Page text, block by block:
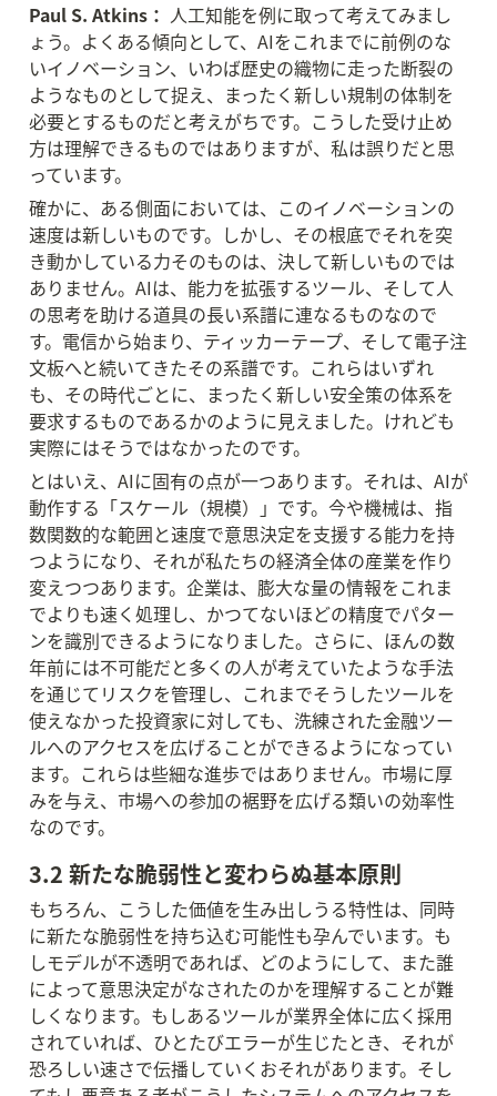
Paul S. Atkins： 人工知能を例に取って考えてみまし
ょう。よくある傾向として、AIをこれまでに前例のな
いイノベーション、いわば歴史の織物に走った断裂の
ようなものとして捉え、まったく新しい規制の体制を
必要とするものだと考えがちです。こうした受け止め
方は理解できるものではありますが、私は誤りだと思
っています。
確かに、ある側面においては、このイノベーションの
速度は新しいものです。しかし、その根底でそれを突
き動かしている力そのものは、決して新しいものでは
ありません。AIは、能力を拡張するツール、そして人
の思考を助ける道具の長い系譜に連なるものなので
す。電信から始まり、ティッカーテープ、そして電子注
文板へと続いてきたその系譜です。これらはいずれ
も、その時代ごとに、まったく新しい安全策の体系を
要求するものであるかのように見えました。けれども
実際にはそうではなかったのです。
とはいえ、AIに固有の点が一つあります。それは、AIが
動作する「スケール（規模）」です。今や機械は、指
数関数的な範囲と速度で意思決定を支援する能力を持
つようになり、それが私たちの経済全体の産業を作り
変えつつあります。企業は、膨大な量の情報をこれま
でよりも速く処理し、かつてないほどの精度でパター
ンを識別できるようになりました。さらに、ほんの数
年前には不可能だと多くの人が考えていたような手法
を通じてリスクを管理し、これまでそうしたツールを
使えなかった投資家に対しても、洗練された金融ツー
ルへのアクセスを広げることができるようになってい
ます。これらは些細な進歩ではありません。市場に厚
みを与え、市場への参加の裾野を広げる類いの効率性
なのです。
3.2 新たな脆弱性と変わらぬ基本原則
もちろん、こうした価値を生み出しうる特性は、同時
に新たな脆弱性を持ち込む可能性も孕んでいます。も
しモデルが不透明であれば、どのようにして、また誰
によって意思決定がなされたのかを理解することが難
しくなります。もしあるツールが業界全体に広く採用
されていれば、ひとたびエラーが生じたとき、それが
恐ろしい速さで伝播していくおそれがあります。そし